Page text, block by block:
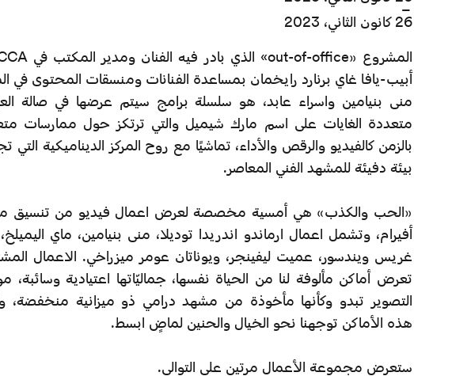
المشروع «out-of-office» الذي بادر فيه الفنان ومدير المكتب في CCA
أبيب-يافا غاي برنارد رايخمان بمساعدة الفنانات ومنسقات المحتوى في
منى بنيامين واسراء عابد، هو سلسلة برامج سيتم عرضها في صالة
متعددة الغايات على اسم مارك شيميل والتي ترتكز حول ممارسات
بالزمن كالفيديو والرقص والأداء، تماشيًا مع روح المركز الديناميكية التي
بيئة دفيئة للمشهد الفني المعاصر.
«الحب والكذب» هي أمسية مخصصة لعرض اعمال فيديو من تنسيق
أفيرام، وتشمل اعمال ارماندو اندريدا توديلا، منى بنيامين، ماي اليميلخ،
غريس ويندسور، عميت ليفينجر، ويوناتان عومر ميزراخي. الاعمال
تعرض أماكن مألوفة لنا من الحياة نفسها، جماليّاتها اعتيادية وسائبة،
التصوير تبدو وكأنها مأخوذة من مشهد درامي ذو ميزانية منخفضة،
هذه الأماكن توجهنا نحو الخيال والحنين لماضٍ ابسط.
ستعرض مجموعة الأعمال مرتين على التوالي.
–
26 كانون الثاني، 2023